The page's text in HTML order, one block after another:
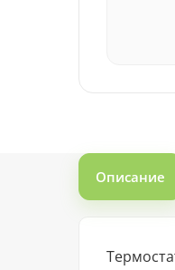
Описание